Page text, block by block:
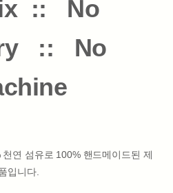
:: No
:: No
연 섬유로 100% 핸드메이드된 제
입니다.